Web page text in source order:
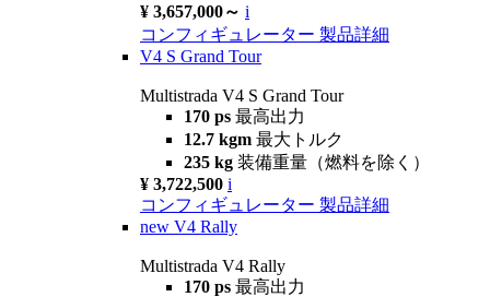
¥ 3,657,000～ i
コンフィギュレーター 製品詳細
V4 S Grand Tour
Multistrada V4 S Grand Tour
170 ps 最高出力
12.7 kgm 最大トルク
235 kg 装備重量（燃料を除く）
¥ 3,722,500 i
コンフィギュレーター 製品詳細
new V4 Rally
Multistrada V4 Rally
170 ps 最高出力